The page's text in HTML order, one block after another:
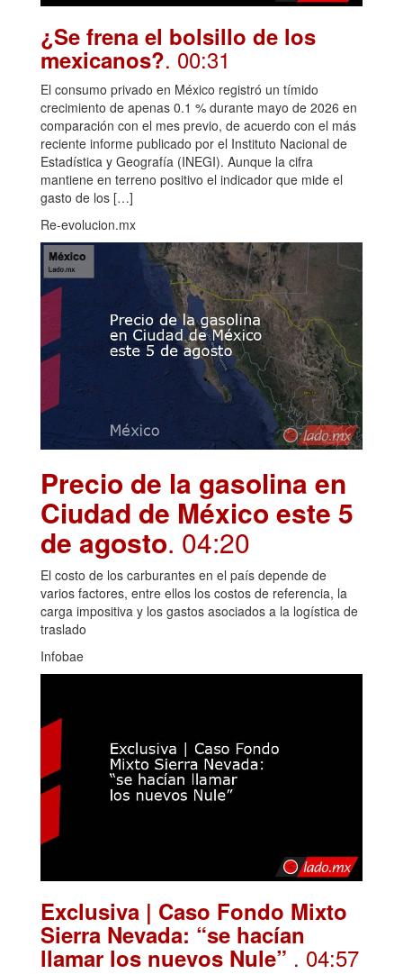
¿Se frena el bolsillo de los
mexicanos?. 00:31
El consumo privado en México registró un tímido
crecimiento de apenas 0.1 % durante mayo de 2026 en
comparación con el mes previo, de acuerdo con el más
reciente informe publicado por el Instituto Nacional de
Estadística y Geografía (INEGI). Aunque la cifra
mantiene en terreno positivo el indicador que mide el
gasto de los […]
Re-evolucion.mx
Precio de la gasolina en
Ciudad de México este 5
de agosto. 04:20
El costo de los carburantes en el país depende de
varios factores, entre ellos los costos de referencia, la
carga impositiva y los gastos asociados a la logística de
traslado
Infobae
Exclusiva | Caso Fondo Mixto
Sierra Nevada: “se hacían
llamar los nuevos Nule” . 04:57